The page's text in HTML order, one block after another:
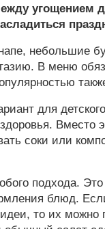
угощением
небольшие
В меню
для
Вместо
соки или
подхода. Это
блюд.
то их можно